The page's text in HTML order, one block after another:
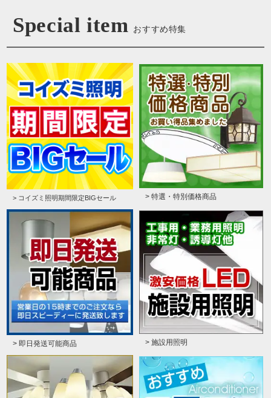
Special item おすすめ特集
> コイズミ照明期間限定BIGセール > 特選・特別価格商品
> 即日発送可能商品 > 施設用照明